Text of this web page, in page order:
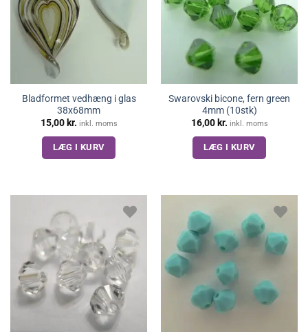
Bladformet vedhæng i glas
38x68mm
15,00 kr. inkl. moms
LÆG I KURV
Swarovski bicone, fern green
4mm (10stk)
16,00 kr. inkl. moms
LÆG I KURV